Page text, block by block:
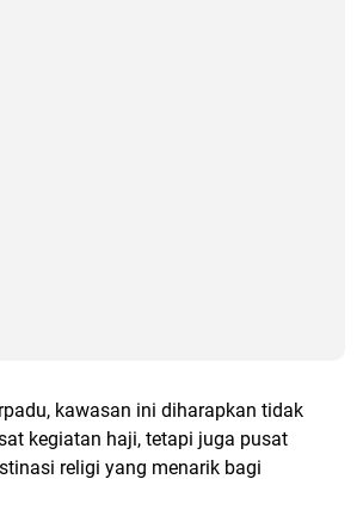
kawasan ini diharapkan tidak
kegiatan haji, tetapi juga pusat
religi yang menarik bagi